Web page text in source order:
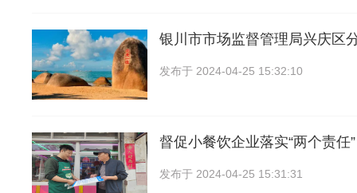
银川市市场监督管理局兴庆区
发布于 2024-04-25 15:32:10
督促小餐饮企业落实“两个责任
发布于 2024-04-25 15:31:31